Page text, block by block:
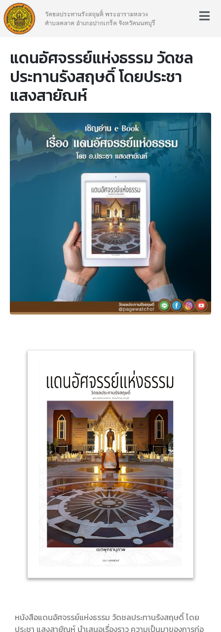
วัดชลประทานรังสฤษดิ์ พระอารามหลวง
ตำบลตลาด อำเภอปากเกร็ด จังหวัดนนทบุรี
แดนอัศจรรย์แห่งธรรม วัดชล
ประทานรังสฤษดิ์ โดยประชา
แสงสายัณห์
หนังสือแดนอัศจรรย์แห่งธรรม วัดชลประทานรังสฤษดิ์ โดย
ประชา แสงสายัณห์ นำเสนอเรื่องราว ความเป็นมาของการก่อ